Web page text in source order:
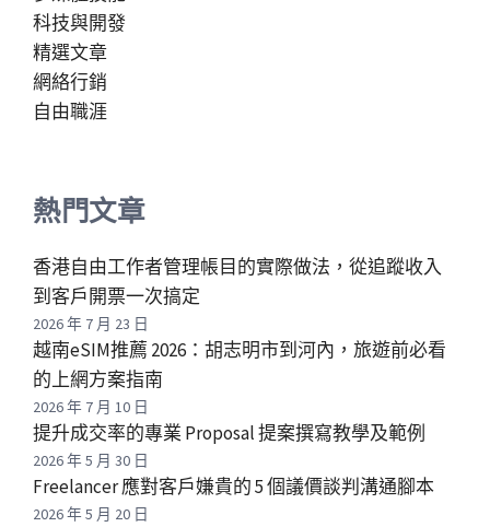
科技與開發
精選文章
網絡行銷
自由職涯
熱門文章
香港自由工作者管理帳目的實際做法，從追蹤收入
到客戶開票一次搞定
2026 年 7 月 23 日
越南eSIM推薦 2026：胡志明市到河內，旅遊前必看
的上網方案指南
2026 年 7 月 10 日
提升成交率的專業 Proposal 提案撰寫教學及範例
2026 年 5 月 30 日
Freelancer 應對客戶嫌貴的 5 個議價談判溝通腳本
2026 年 5 月 20 日